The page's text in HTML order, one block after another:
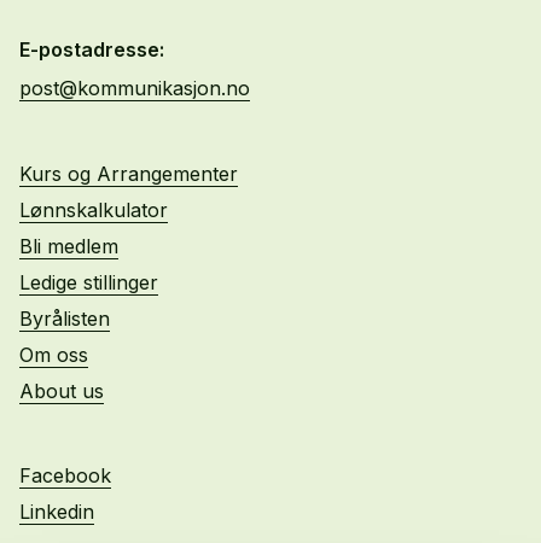
E-postadresse:
post@kommunikasjon.no
Kurs og Arrangementer
Lønnskalkulator
Bli medlem
Ledige stillinger
Byrålisten
Om oss
About us
Facebook
Linkedin